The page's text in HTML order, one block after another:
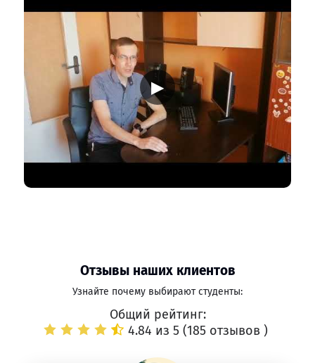
▶
Отзывы наших клиентов
Узнайте почему выбирают студенты:
Общий рейтинг:
4.84 из 5 (185 отзывов )